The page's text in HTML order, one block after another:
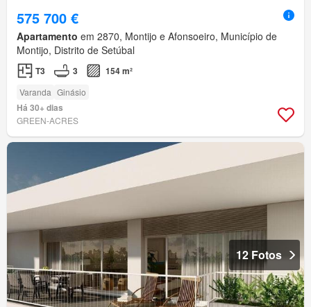
575 700 €
Apartamento em 2870, Montijo e Afonsoeiro, Município de
Montijo, Distrito de Setúbal
T3 3 154 m²
Varanda Ginásio
Há 30+ dias
GREEN-ACRES
12 Fotos